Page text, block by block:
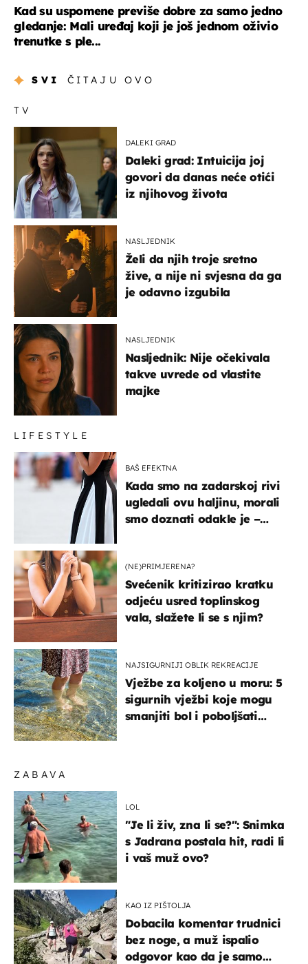
Kad su uspomene previše dobre za samo jedno
gledanje: Mali uređaj koji je još jednom oživio
trenutke s ple...
SVI ČITAJU OVO
ZABAVA
LOL
"Je li živ, zna li se?": Snimka
s Jadrana postala hit, radi li
i vaš muž ovo?
KAO IZ PIŠTOLJA
Dobacila komentar trudnici
bez noge, a muž ispalio
odgovor kao da je samo
TV
DALEKI GRAD
Daleki grad: Intuicija joj
govori da danas neće otići
iz njihovog života
NASLJEDNIK
Želi da njih troje sretno
žive, a nije ni svjesna da ga
je odavno izgubila
NASLJEDNIK
Nasljednik: Nije očekivala
takve uvrede od vlastite
majke
LIFESTYLE
BAŠ EFEKTNA
Kada smo na zadarskoj rivi
ugledali ovu haljinu, morali
smo doznati odakle je –
(NE)PRIMJERENA?
Svećenik kritizirao kratku
odjeću usred toplinskog
vala, slažete li se s njim?
NAJSIGURNIJI OBLIK REKREACIJE
Vježbe za koljeno u moru: 5
sigurnih vježbi koje mogu
smanjiti bol i poboljšati